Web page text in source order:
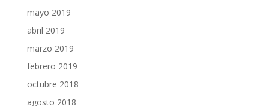
mayo 2019
abril 2019
marzo 2019
febrero 2019
octubre 2018
agosto 2018